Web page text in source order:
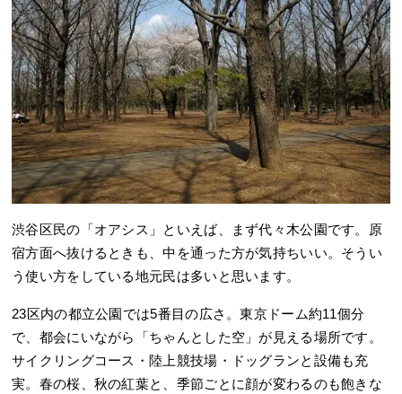
渋谷区民の「オアシス」といえば、まず代々木公園です。原
宿方面へ抜けるときも、中を通った方が気持ちいい。そうい
う使い方をしている地元民は多いと思います。
23区内の都立公園では5番目の広さ。東京ドーム約11個分
で、都会にいながら「ちゃんとした空」が見える場所です。
サイクリングコース・陸上競技場・ドッグランと設備も充
実。春の桜、秋の紅葉と、季節ごとに顔が変わるのも飽きな